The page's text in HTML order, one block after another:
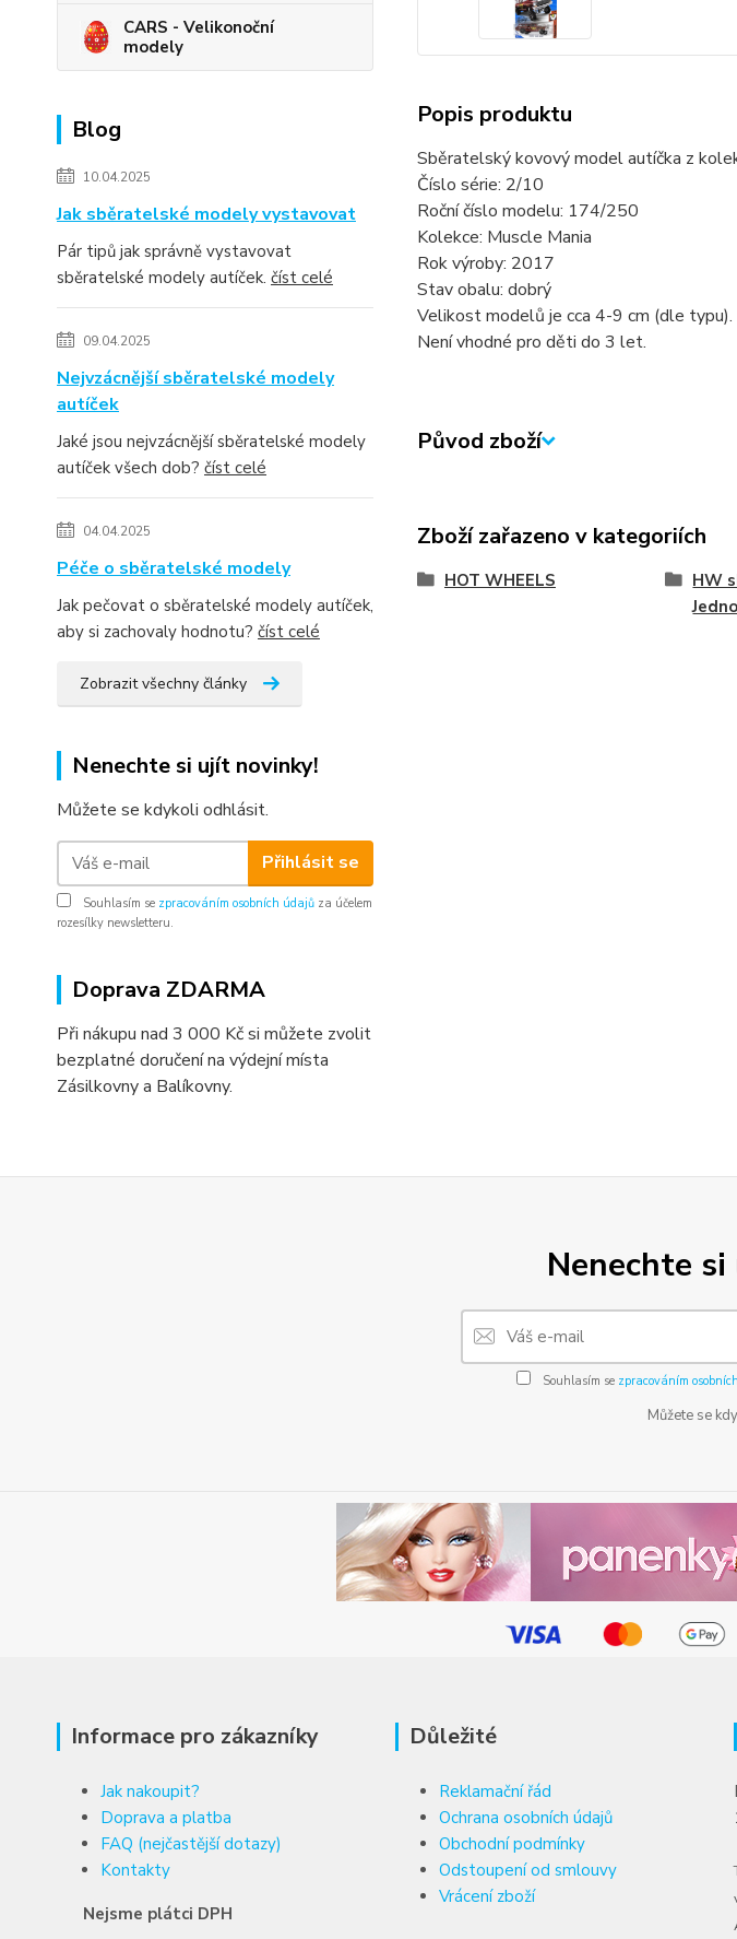
CARS - Velikonoční
modely
Blog
10.04.2025
Jak sběratelské modely vystavovat
Pár tipů jak správně vystavovat
sběratelské modely autíček. číst celé
09.04.2025
Nejvzácnější sběratelské modely
autíček
Jaké jsou nejvzácnější sběratelské modely
autíček všech dob? číst celé
04.04.2025
Péče o sběratelské modely
Jak pečovat o sběratelské modely autíček,
aby si zachovaly hodnotu? číst celé
Zobrazit všechny články
Nenechte si ujít novinky!
Můžete se kdykoli odhlásit.
Přihlásit se
Souhlasím se zpracováním osobních údajů za účelem
rozesílky newsletteru.
Doprava ZDARMA
Při nákupu nad 3 000 Kč si můžete zvolit
bezplatné doručení na výdejní místa
Zásilkovny a Balíkovny.
Popis produktu
Sběratelský kovový model autíčka z
Číslo série: 2/10
Roční číslo modelu: 174/250
Kolekce: Muscle Mania
Rok výroby: 2017
Stav obalu: dobrý
Velikost modelů je cca 4-9 cm (dle typu).
Není vhodné pro děti do 3 let.
Původ zboží
Zboží zařazeno v kategoriích
HOT WHEELS
HW
Nenechte
Souhlasím se zpracováním
Můžete se
Informace pro zákazníky
Jak nakoupit?
Doprava a platba
FAQ (nejčastější dotazy)
Kontakty
Nejsme plátci DPH
Důležité
Reklamační řád
Ochrana osobních údajů
Obchodní podmínky
Odstoupení od smlouvy
Vrácení zboží